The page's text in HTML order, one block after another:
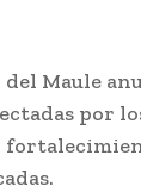
Maule
por